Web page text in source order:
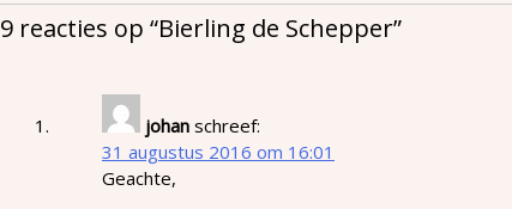
9 reacties op “Bierling de Schepper”
johan schreef:
31 augustus 2016 om 16:01
Geachte,